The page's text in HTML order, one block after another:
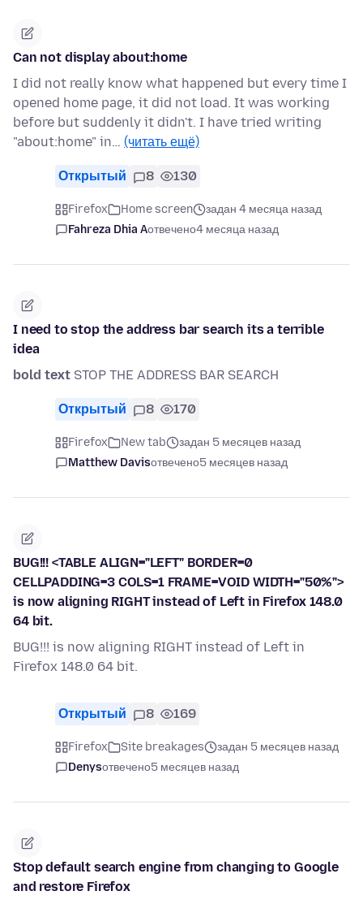
Can not display about:home
I did not really know what happened but every time I
opened home page, it did not load. It was working
before but suddenly it didn't. I have tried writing
"about:home" in… (читать ещё)
Открытый 8 130
Firefox Home screen
задан 4 месяца назад
Fahreza Dhia Aотвечено4 месяца назад
I need to stop the address bar search its a terrible
idea
bold text STOP THE ADDRESS BAR SEARCH
Открытый 8 170
Firefox New tab
задан 5 месяцев назад
Matthew Davisотвечено5 месяцев назад
BUG!!! <TABLE ALIGN="LEFT" BORDER=0
CELLPADDING=3 COLS=1 FRAME=VOID WIDTH="50%">
is now aligning RIGHT instead of Left in Firefox 148.0
64 bit.
BUG!!! is now aligning RIGHT instead of Left in
Firefox 148.0 64 bit.
Открытый 8 169
Firefox Site breakages
задан 5 месяцев назад
Denysотвечено5 месяцев назад
Stop default search engine from changing to Google
and restore Firefox